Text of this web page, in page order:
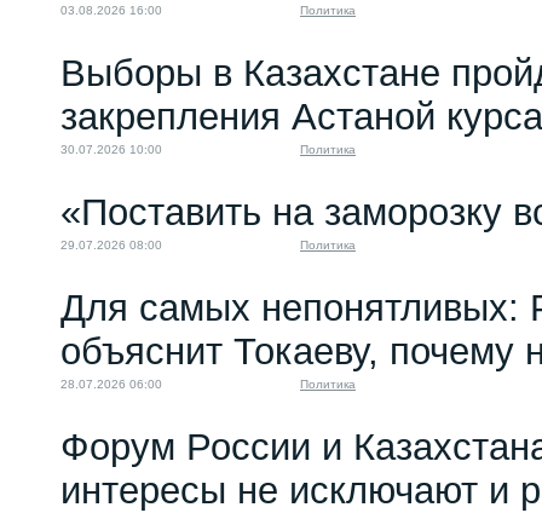
03.08.2026 16:00 Политика
Выборы в Казахстане
закрепления Астаной
30.07.2026 10:00 Политика
«Поставить на заморозку
29.07.2026 08:00 Политика
Для самых непонятливых:
объяснит Токаеву,
28.07.2026 06:00 Политика
Форум России и
интересы не исключают и